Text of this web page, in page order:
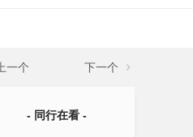
上一个 下一个
- 同行在看 -